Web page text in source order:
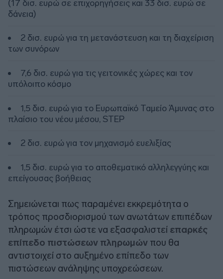
(17 δισ. ευρώ σε επιχορηγήσεις και 33 δισ. ευρώ σε
δάνεια)
2 δισ. ευρώ για τη μετανάστευση και τη διαχείριση
των συνόρων
7,6 δισ. ευρώ για τις γειτονικές χώρες και τον
υπόλοιπο κόσμο
1,5 δισ. ευρώ για το Ευρωπαϊκό Ταμείο Άμυνας στο
πλαίσιο του νέου μέσου, STEP
2 δισ. ευρώ για τον μηχανισμό ευελιξίας
1,5 δισ. ευρώ για το αποθεματικό αλληλεγγύης και
επείγουσας βοήθειας
Σημειώνεται πως παραμένει εκκρεμότητα ο
τρόπος προσδιορισμού των ανωτάτων επιπέδων
πληρωμών έτσι ώστε να εξασφαλιστεί επαρκές
επίπεδο πιστώσεων πληρωμών που θα
αντιστοιχεί στο αυξημένο επίπεδο των
πιστώσεων ανάληψης υποχρεώσεων.